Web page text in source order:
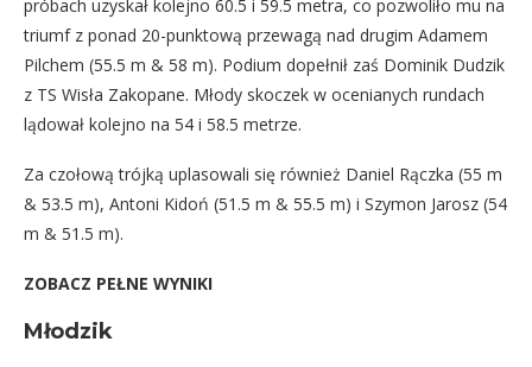
próbach uzyskał kolejno 60.5 i 59.5 metra, co pozwoliło mu na
triumf z ponad 20-punktową przewagą nad drugim Adamem
Pilchem (55.5 m & 58 m). Podium dopełnił zaś Dominik Dudzik
z TS Wisła Zakopane. Młody skoczek w ocenianych rundach
lądował kolejno na 54 i 58.5 metrze.
Za czołową trójką uplasowali się również Daniel Rączka (55 m
& 53.5 m), Antoni Kidoń (51.5 m & 55.5 m) i Szymon Jarosz (54
m & 51.5 m).
ZOBACZ PEŁNE WYNIKI
Młodzik